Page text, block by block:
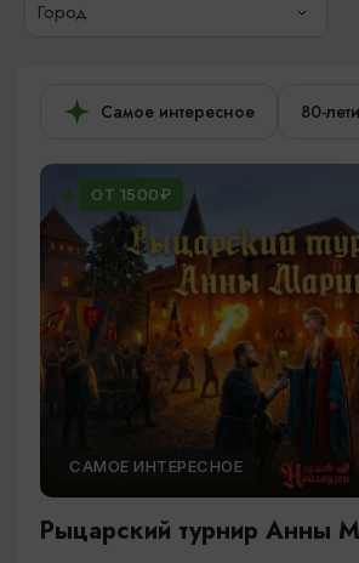
Город
Самое интересное 80-
ОТ 1500₽
САМОЕ ИНТЕРЕСНОЕ
Рыцарский турнир Анны